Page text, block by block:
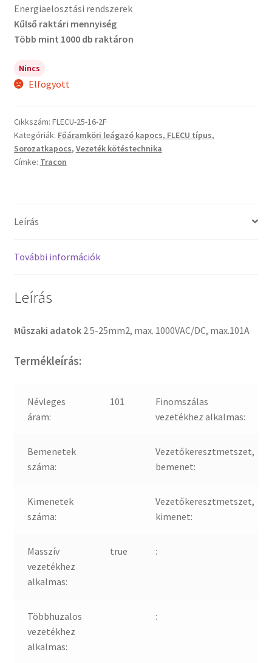
Energiaelosztási rendszerek
Kűlső raktári mennyiség
Több mint 1000 db raktáron
Nincs
Elfogyott
Cikkszám: FLECU-25-16-2F
Kategóriák: Főáramköri leágazó kapocs, FLECU típus,
Sorozatkapocs, Vezeték kötéstechnika
Címke: Tracon
Leírás
További információk
Leírás
Műszaki adatok 2.5-25mm2, max. 1000VAC/DC, max.101A
Termékleírás:
Névleges
áram:
101
Finomszálas
vezetékhez alkalmas:
Bemenetek
száma:
Vezetőkeresztmetszet,
bemenet:
Kimenetek
száma:
Vezetőkeresztmetszet,
kimenet:
Masszív
vezetékhez
alkalmas:
true :
Többhuzalos
vezetékhez
alkalmas:
: